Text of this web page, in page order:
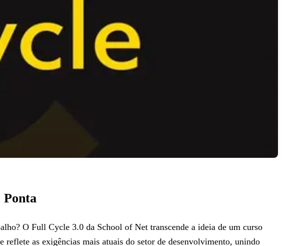
O Full Cycle 3.0 da School of Net transcende a ideia de um curso
as exigências mais atuais do setor de desenvolvimento, unindo